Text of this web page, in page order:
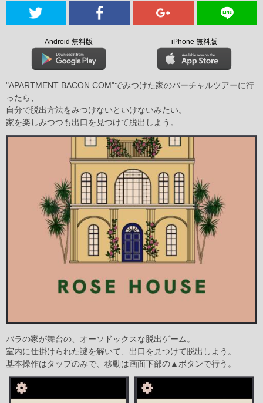
Android 無料版 iPhone 無料版
"APARTMENT BACON.COM"でみつけた家のバーチャルツアーに行
ったら、
自分で脱出方法をみつけないといけないみたい。
家を楽しみつつも出口を見つけて脱出しよう。
バラの家が舞台の、オーソドックスな脱出ゲーム。
室内に仕掛けられた謎を解いて、出口を見つけて脱出しよう。
基本操作はタップのみで、移動は画面下部の▲ボタンで行う。